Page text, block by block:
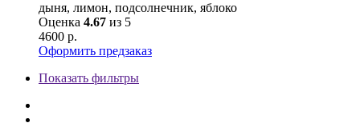
дыня, лимон, подсолнечник, яблоко
Оценка 4.67 из 5
4600 р.
Оформить предзаказ
Показать фильтры